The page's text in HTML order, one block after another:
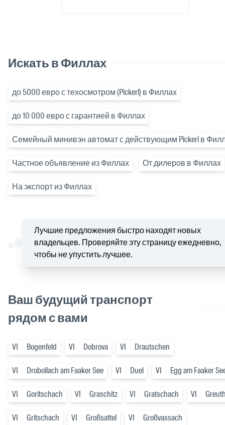
Искать в Филлах
до 5000 евро с техосмотром (Pickerl) в Филлах
до 10 000 евро с гарантией в Филлах
Семейный минивэн автомат с действующим Pickerl в
Частное объявление из Филлах От дилеров в Филлах
На экспорт из Филлах
Лучшие предложения быстро находят новых
владельцев. Проверяйте эту страницу ежедневно,
чтобы не упустить лучшее.
Ваш будущий транспорт
рядом с вами
VI Bogenfeld VI Dobrova VI Drautschen
VI Drobollach am Faaker See VI Duel VI Egg am Faaker
VI Goritschach VI Graschitz VI Gratschach VI
VI Gritschach VI Großsattel VI Großvassach